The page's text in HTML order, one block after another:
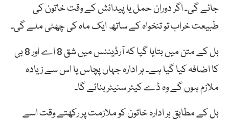
جائے گی۔ اگر دوران حمل یا پیدائش کے وقت خاتون کی
طبیعت خراب تو تنخواہ کے ساتھ ایک ماہ کی چھٹی ملے گی۔
بل کے متن میں بتایا گیا کہ آرڈیننس میں شق 8 اے اور 8 بی
کا اضافہ کیا گیا ہے۔ ہر ادارہ جہاں پچاس یا اس سے زیادہ
ملازم ہوں گے وہ ڈے کیئر سنیٹر بنائے گا۔
بل کے مطابق ہر ادارہ خاتون کو ملازمت پر رکھتے وقت اسے